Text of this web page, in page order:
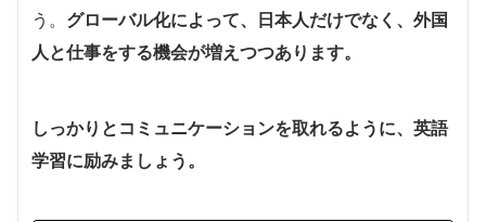
う。 グローバル化によって、日本人だけでなく、外国
人と仕事をする機会が増えつつあります。
しっかりとコミュニケーションを取れるように、英語
学習に励みましょう。